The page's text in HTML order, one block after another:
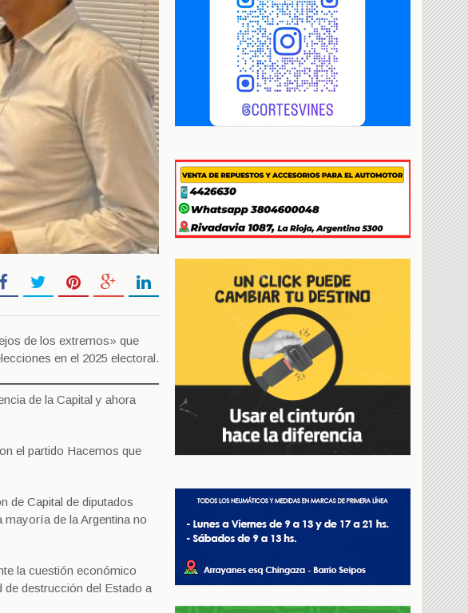
de los extremos» que
en el 2025 electoral.
de la Capital y ahora
el partido Hacemos que
de Capital de diputados
de la Argentina no
la cuestión económico
de destrucción del Estado a